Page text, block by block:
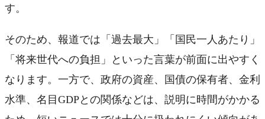
す。
そのため、報道では「過去最大」「国民一人あたり」
「将来世代への負担」といった言葉が前面に出やすく
なります。一方で、政府の資産、国債の保有者、金利
水準、名目GDPとの関係などは、説明に時間がかかる